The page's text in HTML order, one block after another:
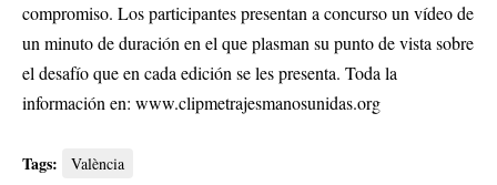
compromiso. Los participantes presentan a concurso un vídeo de
un minuto de duración en el que plasman su punto de vista sobre
el desafío que en cada edición se les presenta. Toda la
información en: www.clipmetrajesmanosunidas.org
Tags: València